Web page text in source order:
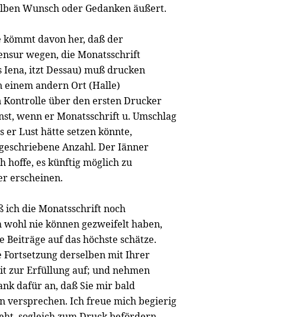
Wunsch oder Gedanken äußert.
davon her, daß der
wegen, die Monatsschrift
itzt Dessau) muß drucken
einem andern Ort (Halle)
über den ersten Drucker
wenn er Monatsschrift u. Umschlag
er Lust hätte setzen könnte,
Anzahl. Der Iänner
hoffe, es künftig möglich zu
erscheinen.
ich die Monatsschrift noch
wohl nie können gezweifelt haben,
auf das höchste schätze.
Fortsetzung derselben mit Ihrer
zur Erfüllung auf; und nehmen
dafür an, daß Sie mir bald
versprechen. Ich freue mich begierig